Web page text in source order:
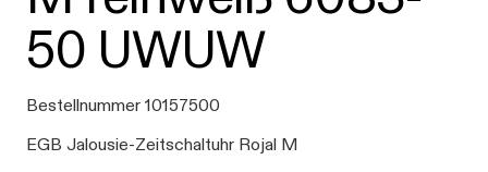
50 UWUW
Bestellnummer 10157500
EGB Jalousie-Zeitschaltuhr Rojal M